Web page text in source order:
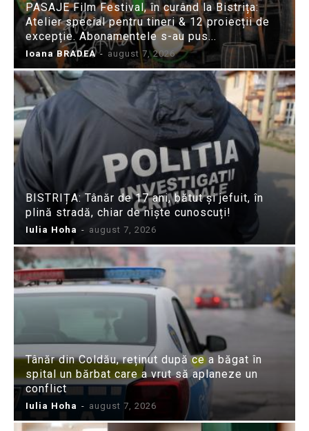
PASAJE Film Festival, în curând la Bistrița:
Atelier special pentru tineri & 12 proiecții de
excepție. Abonamentele s-au pus...
Ioana BRADEA - august 7, 2026
BISTRIȚA: Tânăr de 17 ani, bătut și jefuit, în
plină stradă, chiar de niște cunoscuți!
Iulia Hoha - august 7, 2026
Tânăr din Coldău, reținut după ce a băgat în
spital un bărbat care a vrut să aplaneze un
conflict
Iulia Hoha - august 7, 2026